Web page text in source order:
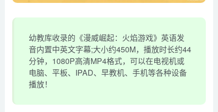
幼教库收录的《漫威崛起：火焰游戏》英语发
音内置中英文字幕;大小约450M，播放时长约44
分钟，1080P高清MP4格式，可以在电视机或
电脑、平板、IPAD、早教机、手机等各种设备
播放！